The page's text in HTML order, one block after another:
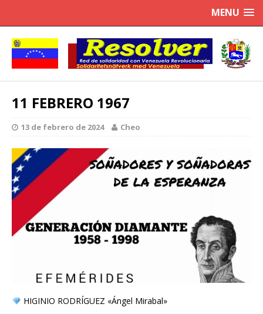
MENU
11 FEBRERO 1967
13 de febrero de 2024 Cheo
HIGINIO RODRÍGUEZ «Ángel Mirabal»